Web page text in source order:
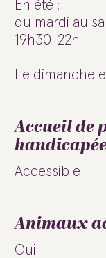
En été :
du mardi au
19h30-22h
Le dimanche
Accueil de
Accessible
Animaux
Oui